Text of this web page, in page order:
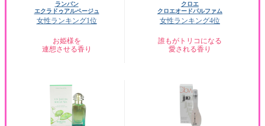
ランバン
エクラドゥアルページュ
女性ランキング1位
お姫様を
連想させる香り
クロエ
クロエオードパルファム
女性ランキング4位
誰もがトリコになる
愛される香り